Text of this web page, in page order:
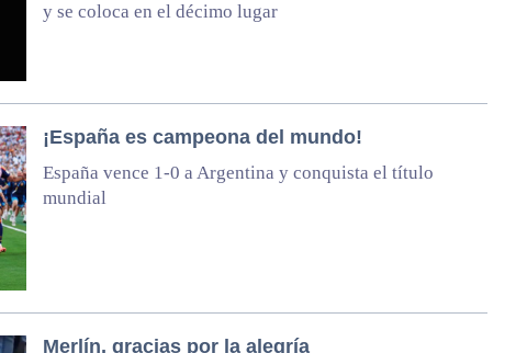
y se coloca en el décimo lugar
¡España es campeona del mundo!
España vence 1-0 a Argentina y conquista el título
mundial
Merlín, gracias por la alegría